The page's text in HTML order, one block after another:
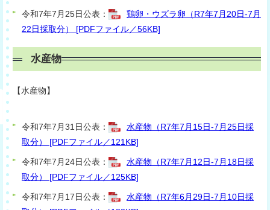
令和7年7月25日公表：
鶏卵・ウズラ卵（R7年7月20日-7月
22日採取分） [PDFファイル／56KB]
水産物
【水産物】
令和7年7月31日公表：
水産物（R7年7月15日-7月25日採
取分） [PDFファイル／121KB]
令和7年7月24日公表：
水産物（R7年7月12日-7月18日採
取分） [PDFファイル／125KB]
令和7年7月17日公表：
水産物（R7年6月29日-7月10日採